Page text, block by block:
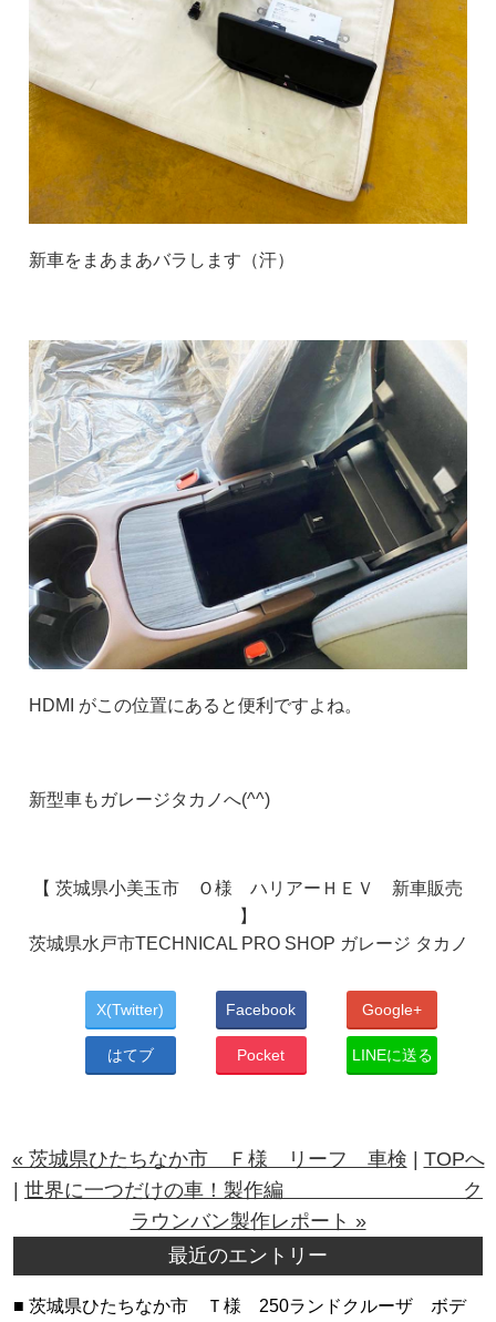
新車をまあまあバラします（汗）
HDMI がこの位置にあると便利ですよね。
新型車もガレージタカノへ(^^)
【 茨城県小美玉市 Ｏ様 ハリアーＨＥＶ 新車販売
】
茨城県水戸市TECHNICAL PRO SHOP ガレージ タカノ
X(Twitter) Facebook Google+
はてブ Pocket LINEに送る
« 茨城県ひたちなか市 Ｆ様 リーフ 車検
TOPへ
世界に一つだけの車！製作編 ク
ラウンバン製作レポート »
最近のエントリー
茨城県ひたちなか市 Ｔ様 250ランドクルーザ ボデ